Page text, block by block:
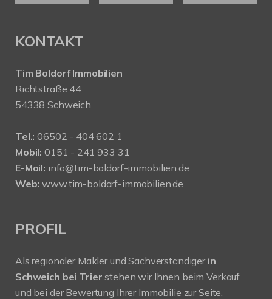
KONTAKT
Tim Boldorf Immobilien
Richtstraße 44
54338 Schweich
Tel.: 06502 - 404 602 1
Mobil: 0151 - 241 933 31
E-Mail: info@tim-boldorf-immobilien.de
Web:www.tim-boldorf-immobilien.de
PROFIL
Als regionaler Makler und Sachverständigerin
Schweich bei Trierstehen wir Ihnen beim Verkauf
und bei der Bewertung Ihrer Immobilie zur Seite.